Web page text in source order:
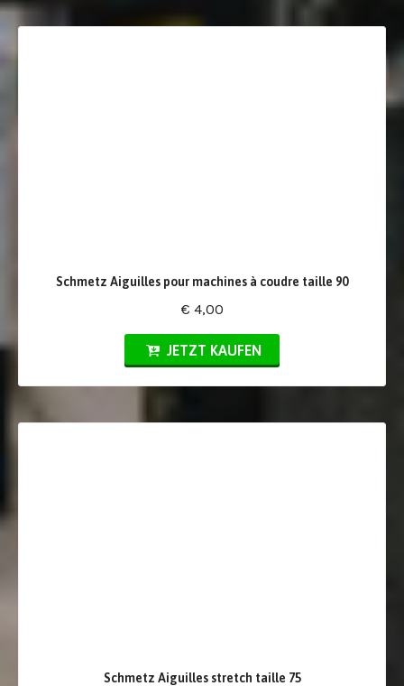
Schmetz Aiguilles pour machines à coudre taille 90
€ 4,00
JETZT KAUFEN
Schmetz Aiguilles stretch taille 75